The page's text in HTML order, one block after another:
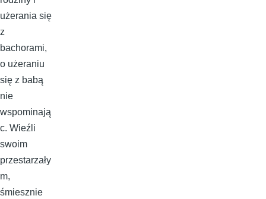
użerania się
z
bachorami,
o użeraniu
się z babą
nie
wspominają
c. Wieźli
swoim
przestarzały
m,
śmiesznie